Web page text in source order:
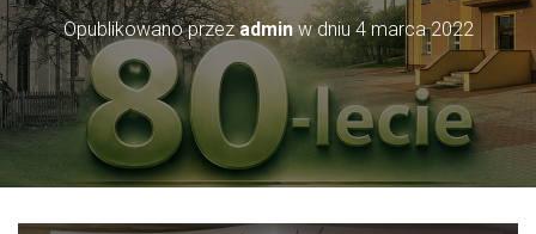
Opublikowano przezadminw dniu4 marca 2022